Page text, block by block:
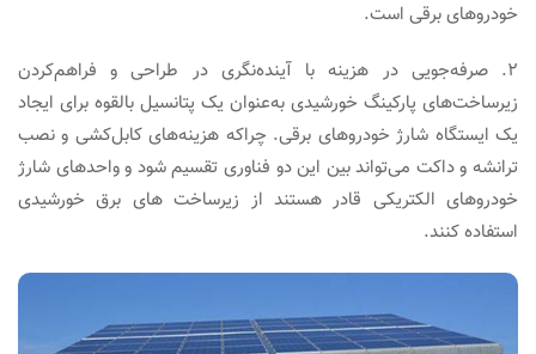
خودروهای برقی است.
۲. صرفه‌جویی در هزینه با آینده‌نگری در طراحی و فراهم‌کردن
زیرساخت‌های پارکینگ خورشیدی به‌عنوان یک پتانسیل بالقوه برای ایجاد
یک ایستگاه شارژ خودروهای برقی. چراکه هزینه‌های کابل‌کشی و نصب
ترانشه و داکت می‌تواند بین این دو فناوری تقسیم شود و واحدهای شارژ
خودروهای الکتریکی قادر هستند از زیرساخت های برق خورشیدی
استفاده کنند.